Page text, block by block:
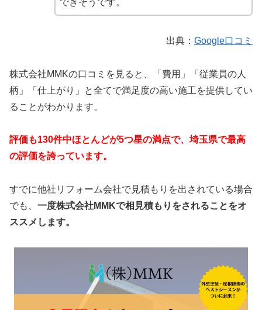
できそうです。
出典： Google口コミ
株式会社MMKの口コミを見ると、「費用」「従業員の人
柄」「仕上がり」と全てで満足度の高い施工を提供してい
ることがわかります。
評価も130件中ほとんどが5つ星の満点で、埼玉県で最高
の評価を誇っています。
すでに他社リフォーム会社で見積もりを出されている場合
でも、 一度株式会社MMKで相見積もりをされることをオ
ススメします。